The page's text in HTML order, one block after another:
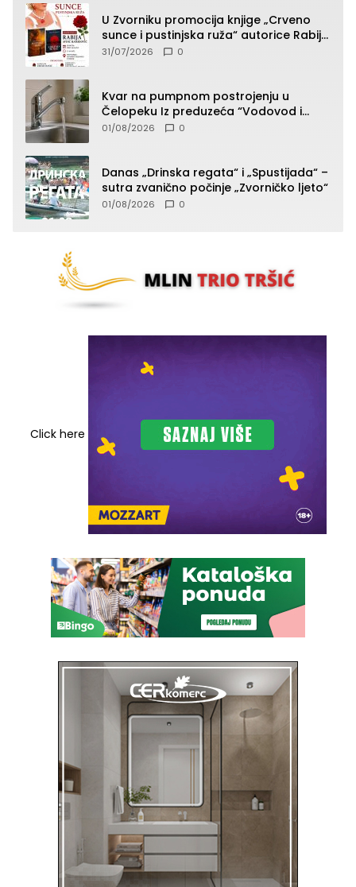
U Zvorniku promocija knjige „Crveno
sunce i pustinjska ruža“ autorice Rabije
Avdić-Hamidović
31/07/2026 0
Kvar na pumpnom postrojenju u
Čelopeku Iz preduzeća “Vodovod i
komunalije”
01/08/2026 0
Danas „Drinska regata“ i „Spustijada“ –
sutra zvanično počinje „Zvorničko ljeto“
01/08/2026 0
Click here